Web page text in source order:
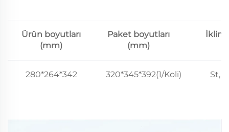
Ürün boyutları
(mm)
Paket boyutları
(mm)
280*264*342 320*345*392(1/Koli) St,